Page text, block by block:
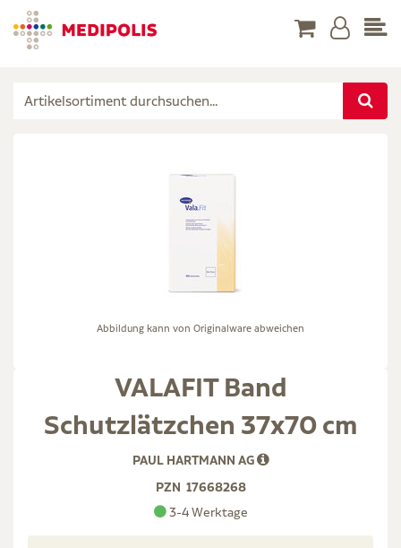
Abbildung kann von Originalware abweichen
VALAFIT Band
Schutzlätzchen 37x70 cm
PAUL HARTMANN AG
PZN 17668268
3-4 Werktage